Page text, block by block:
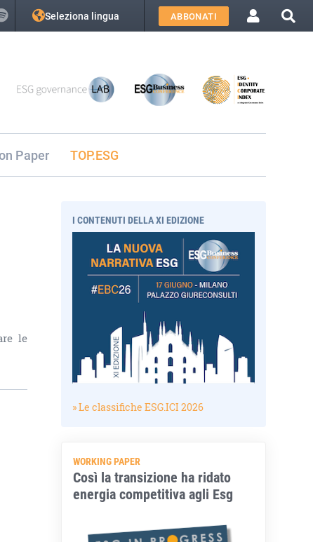
Seleziona lingua ABBONATI
Paper TOP.ESG
le
I CONTENUTI DELLA XI EDIZIONE
» Le classifiche ESG.ICI 2026
WORKING PAPER
Così la transizione ha ridato
energia competitiva agli Esg